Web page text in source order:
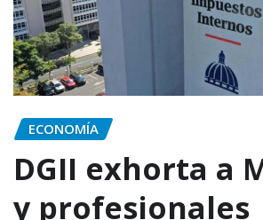
ECONOMÍA
DGII exhorta a
y profesionales